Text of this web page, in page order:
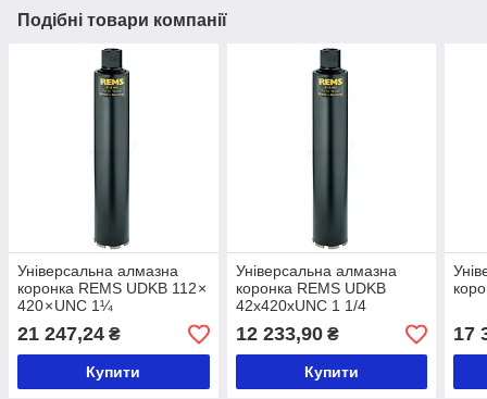
Подібні товари компанії
Універсальна алмазна
коронка REMS UDKB 112 ×
420 × UNC 1¼
21 247,24 ₴
Купити
Універсальна алмазна
коронка REMS UDKB
42x420xUNC 1 1/4
12 233,90₴
Купити
17